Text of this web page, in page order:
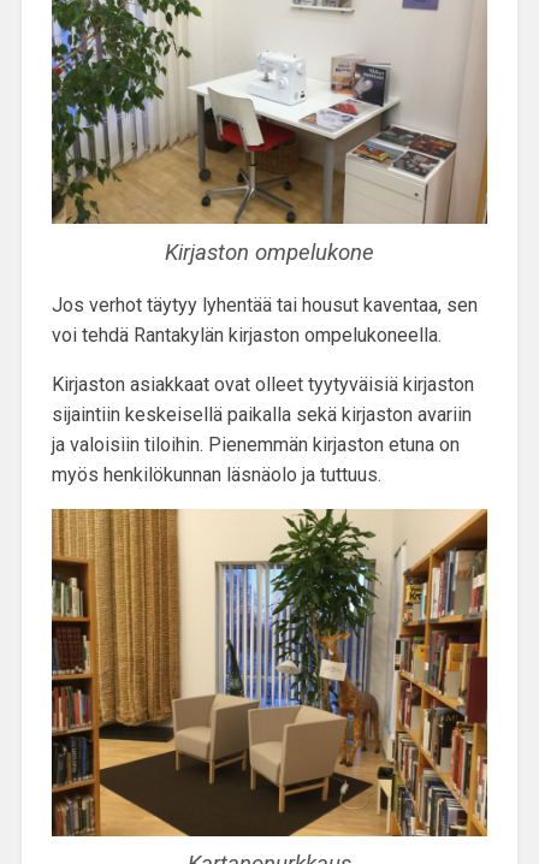
Kirjaston ompelukone
Jos verhot täytyy lyhentää tai housut kaventaa, sen
voi tehdä Rantakylän kirjaston ompelukoneella.
Kirjaston asiakkaat ovat olleet tyytyväisiä kirjaston
sijaintiin keskeisellä paikalla sekä kirjaston avariin
ja valoisiin tiloihin. Pienemmän kirjaston etuna on
myös henkilökunnan läsnäolo ja tuttuus.